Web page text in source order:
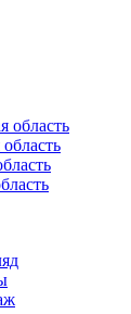
область